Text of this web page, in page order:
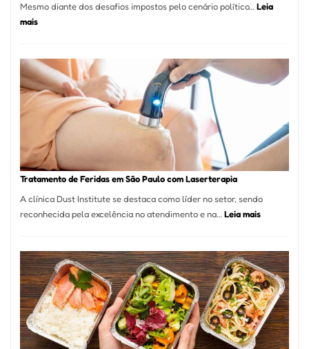
Mesmo diante dos desafios impostos pelo cenário político… Leia
mais:
de
São
Paulo
Inicia
2025
com
Crescimento
Recorde
9,9%
Tratamento de Feridas em São Paulo com Laserterapia
A clínica Dust Institute se destaca como líder no setor, sendo
reconhecida pela excelência no atendimento e na… Leia mais:
Feridas
em
São
Paulo
com